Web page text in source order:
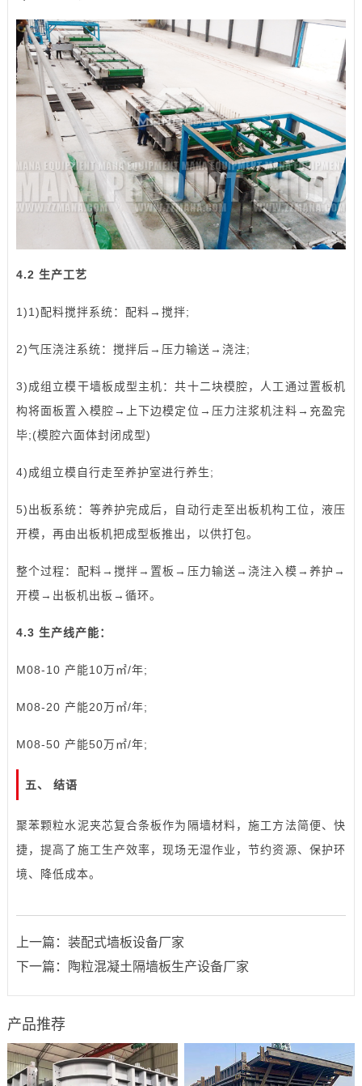
4.2 生产工艺
1)1)配料搅拌系统：配料→搅拌;
2)气压浇注系统：搅拌后→压力输送→浇注;
3)成组立模干墙板成型主机：共十二块模腔，人工通过置板机
构将面板置入模腔→上下边模定位→压力注浆机注料→充盈完
毕;(模腔六面体封闭成型)
4)成组立模自行走至养护室进行养生;
5)出板系统：等养护完成后，自动行走至出板机构工位，液压
开模，再由出板机把成型板推出，以供打包。
整个过程：配料→搅拌→置板→压力输送→浇注入模→养护→
开模→出板机出板→循环。
4.3 生产线产能：
M08-10 产能10万㎡/年;
M08-20 产能20万㎡/年;
M08-50 产能50万㎡/年;
五、 结语
聚苯颗粒水泥夹芯复合条板作为隔墙材料，施工方法简便、快
捷，提高了施工生产效率，现场无湿作业，节约资源、保护环
境、降低成本。
上一篇： 装配式墙板设备厂家
下一篇：
陶粒混凝土隔墙板生产设备厂家
产品推荐